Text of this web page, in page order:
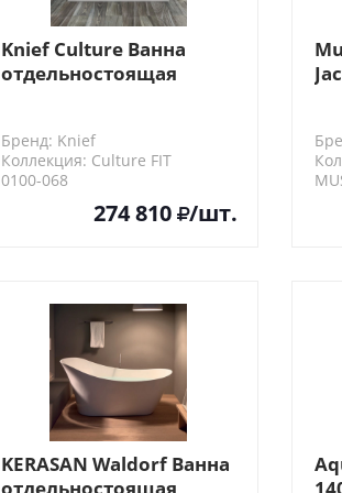
Knief Culture Ванна
отдельностоящая
белый (продавать со
сливом 0100-091-06/07)
Бренд: Knief
Коллекция: Culture FIT
0100-068
274 810 /шт.
KERASAN Waldorf Ванна
отдельностоящая